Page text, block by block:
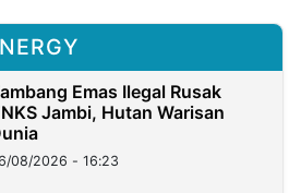
Emas Ilegal Rusak
Jambi, Hutan Warisan
08/2026 - 16:23